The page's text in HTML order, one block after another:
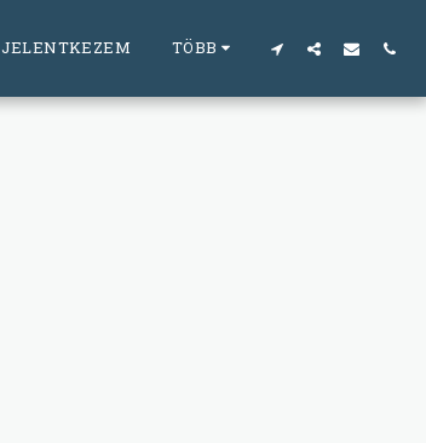
JELENTKEZEM TÖBB